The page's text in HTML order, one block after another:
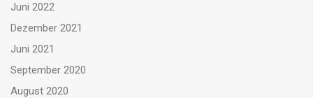
Juni 2022
Dezember 2021
Juni 2021
September 2020
August 2020